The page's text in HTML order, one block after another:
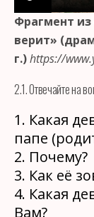
Фрагмент
верит»
г.)https://
2.1. Отвечайте на
1. Какая
папе
2. Почему?
3. Как её
4. Какая
Вам?